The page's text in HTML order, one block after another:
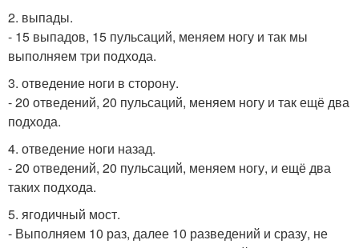
2. выпады.
- 15 выпадов, 15 пульсаций, меняем ногу и так мы
выполняем три подхода.
3. отведение ноги в сторону.
- 20 отведений, 20 пульсаций, меняем ногу и так ещё два
подхода.
4. отведение ноги назад.
- 20 отведений, 20 пульсаций, меняем ногу, и ещё два
таких подхода.
5. ягодичный мост.
- Выполняем 10 раз, далее 10 разведений и сразу, не